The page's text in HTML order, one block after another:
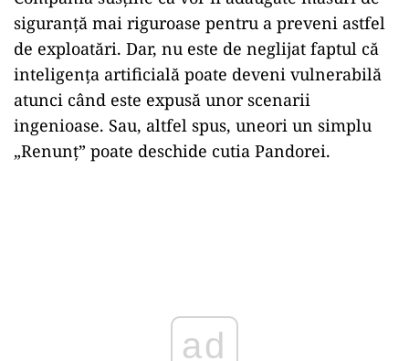
siguranță mai riguroase pentru a preveni astfel
de exploatări. Dar, nu este de neglijat faptul că
inteligența artificială poate deveni vulnerabilă
atunci când este expusă unor scenarii
ingenioase. Sau, altfel spus, uneori un simplu
„Renunț” poate deschide cutia Pandorei.
ad